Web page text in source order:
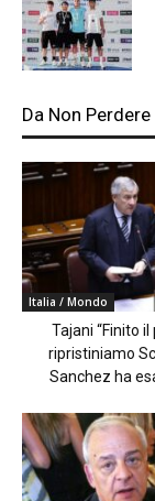
Da Non Perdere
Italia / Mondo
Tajani “Finito il
ripristiniamo
Sanchez ha